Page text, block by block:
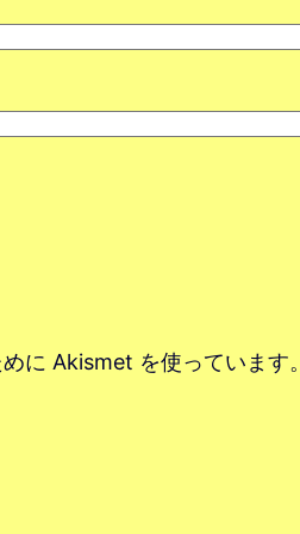
に Akismet を使っています。